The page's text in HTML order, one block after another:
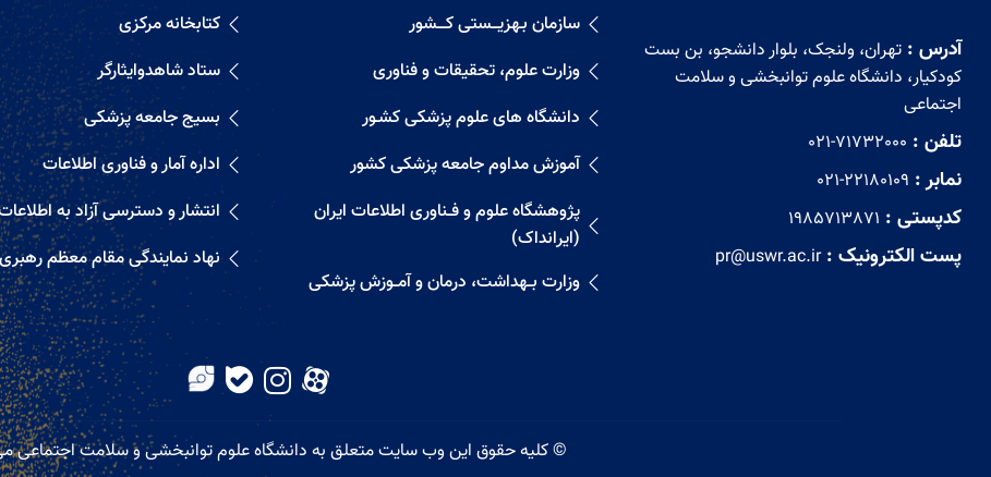
آدرس : تهران، ولنجک، بلوار دانشجو، بن بست
کودکیار، دانشگاه علوم توانبخشی و سلامت
اجتماعی
تلفن : 021-71732000
نمابر : 021-22180109
کدپستی : 1985713871
پست الکترونیک :pr@uswr.ac.ir
سازمان بـهزیـــستی کــــشور
وزارت علوم، تحقیقات و فناوری
دانشگاه های علوم پزشکی کشـور
آموزش مداوم جامعه پزشکی کشور
پژوهشگاه علوم و فــناوری اطلاعات ایران
(ایرانداک)
وزارت بــهداشت، درمان و آمــوزش پزشکی
کتابخانه مرکزی
ستاد شاهدوایثارگر
بسیج جامعه پزشکی
اداره آمار و فناوری اطلاعات
انتشار و دسترسی آزاد به
نهاد نمایندگی مقام معظم رهبری
© کلیه حقوق این وب سایت متعلق به دانشگاه علوم توانبخشی و سلامت اجتماعی